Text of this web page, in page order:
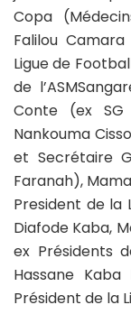
Copa
Falilou
Ligue de
de
Conte (ex SG
Nankouma
et Secrétaire
Faranah),
President de la
Diafode Kaba,
ex Présidents
Hassane
Président de la